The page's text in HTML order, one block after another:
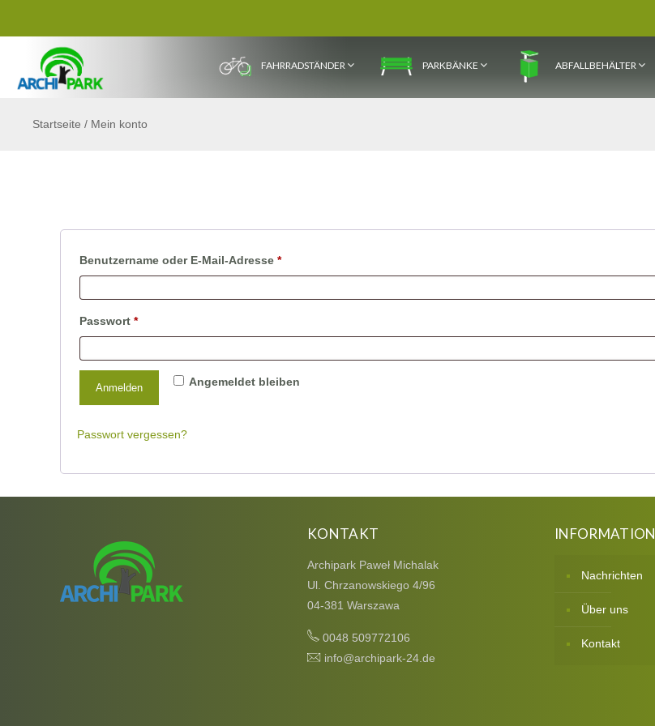
FAHRRADSTÄNDER PARKBÄNKE ABFALLBEHÄLTER
Startseite / Mein konto
Benutzername oder E-Mail-Adresse*erforderlich
Passwort*erforderlich
Angemeldet bleiben
Anmelden
Passwort vergessen?
KONTAKT
Archipark Paweł Michalak
Ul. Chrzanowskiego 4/96
04-381 Warszawa
0048 509772106
info@archipark-24.de
INFORMATION
Nachrichten
Über uns
Kontakt